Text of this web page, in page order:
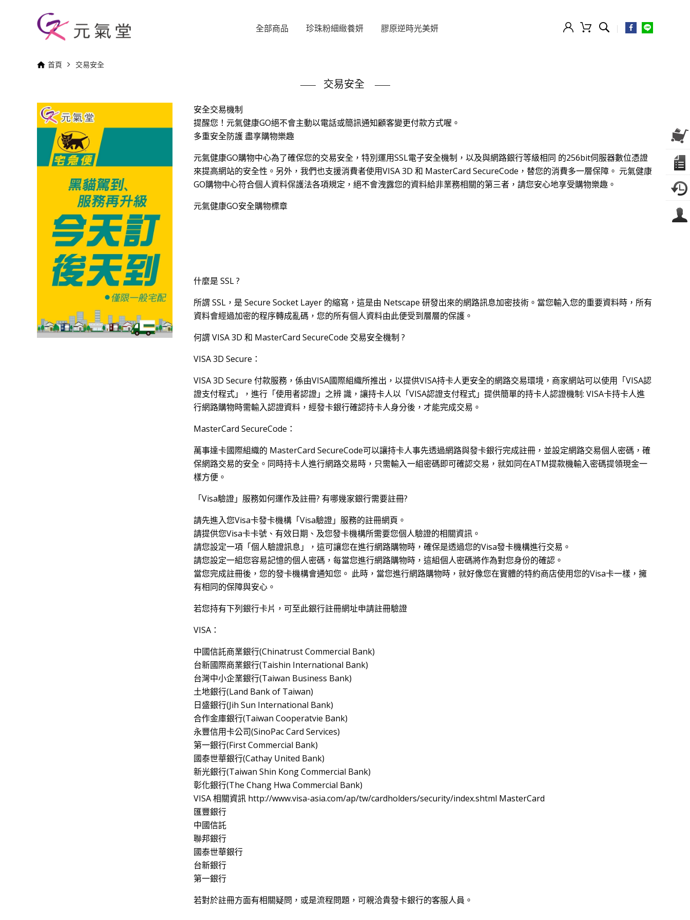
全部商品 珍珠粉細緻養妍 膠原逆時光美妍
首頁 交易安全
交易安全
安全交易機制
提醒您！元氣健康GO絕不會主動以電話或簡訊通知顧客變更付款方式喔。
多重安全防護 盡享購物樂趣
元氣健康GO購物中心為了確保您的交易安全，特別運用SSL電子安全機制，以及與網路銀行等級相同 的256bit伺服器數位憑證
來提高網站的安全性。另外，我們也支援消費者使用VISA 3D 和 MasterCard SecureCode，替您的消費多一層保障。 元氣健康
GO購物中心符合個人資料保護法各項規定，絕不會洩露您的資料給非業務相關的第三者，請您安心地享受購物樂趣。
元氣健康GO安全購物標章
什麼是 SSL ?
所謂 SSL，是 Secure Socket Layer 的縮寫，這是由 Netscape 研發出來的網路訊息加密技術。當您輸入您的重要資料時，所有
資料會經過加密的程序轉成亂碼，您的所有個人資料由此便受到層層的保護。
何謂 VISA 3D 和 MasterCard SecureCode 交易安全機制 ?
VISA 3D Secure：
VISA 3D Secure 付款服務，係由VISA國際組織所推出，以提供VISA持卡人更安全的網路交易環境，商家網站可以使用「VISA認
證支付程式」，進行「使用者認證」之辨 識，讓持卡人以「VISA認證支付程式」提供簡單的持卡人認證機制: VISA卡持卡人進
行網路購物時需輸入認證資料，經發卡銀行確認持卡人身分後，才能完成交易。
MasterCard SecureCode：
萬事達卡國際組織的 MasterCard SecureCode可以讓持卡人事先透過網路與發卡銀行完成註冊，並設定網路交易個人密碼，確
保網路交易的安全。同時持卡人進行網路交易時，只需輸入一組密碼即可確認交易，就如同在ATM提款機輸入密碼提領現金一
樣方便。
「Visa驗證」服務如何運作及註冊? 有哪幾家銀行需要註冊?
請先進入您Visa卡發卡機構「Visa驗證」服務的註冊網頁。
請提供您Visa卡卡號、有效日期、及您發卡機構所需要您個人驗證的相關資訊。
請您設定一項「個人驗證訊息」，這可讓您在進行網路購物時，確保是透過您的Visa發卡機構進行交易。
請您設定一組您容易記憶的個人密碼，每當您進行網路購物時，這組個人密碼將作為對您身份的確認。
當您完成註冊後，您的發卡機構會通知您。 此時，當您進行網路購物時，就好像您在實體的特約商店使用您的Visa卡一樣，擁
有相同的保障與安心。
若您持有下列銀行卡片，可至此銀行註冊網址申請註冊驗證
VISA：
中國信託商業銀行(Chinatrust Commercial Bank)
台新國際商業銀行(Taishin International Bank)
台灣中小企業銀行(Taiwan Business Bank)
土地銀行(Land Bank of Taiwan)
日盛銀行(Jih Sun International Bank)
合作金庫銀行(Taiwan Cooperatvie Bank)
永豐信用卡公司(SinoPac Card Services)
第一銀行(First Commercial Bank)
國泰世華銀行(Cathay United Bank)
新光銀行(Taiwan Shin Kong Commercial Bank)
彰化銀行(The Chang Hwa Commercial Bank)
VISA 相關資訊 http://www.visa-asia.com/ap/tw/cardholders/security/index.shtml MasterCard
匯豐銀行
中國信託
聯邦銀行
國泰世華銀行
台新銀行
第一銀行
若對於註冊方面有相關疑問，或是流程問題，可親洽貴發卡銀行的客服人員。